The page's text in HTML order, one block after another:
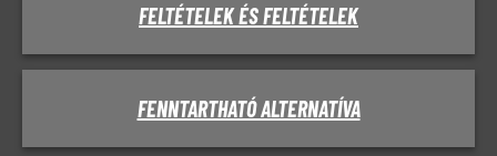
FELTÉTELEK ÉS FELTÉTELEK
FENNTARTHATÓ ALTERNATÍVA